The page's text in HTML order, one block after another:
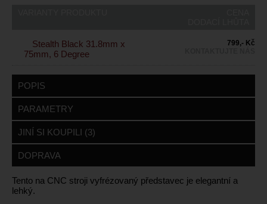
Stealth Black 31.8mm x
75mm, 6 Degree
799,- Kč
POPIS
PARAMETRY
JINÍ SI KOUPILI (3)
DOPRAVA
Tento na CNC stroji vyfrézovaný představec je elegantní a
lehký.